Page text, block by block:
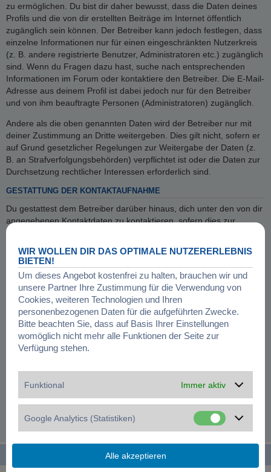
zu ermöglichen. Du bist dir daher bewusst, dass die Daten deines
Profils und die von dir erstellten Beiträge im Internet öffentlich
zugänglich sein können. Der Betreiber kann jedoch festlegen, dass
einzelne Informationen nur für einen eingeschränkten Nutzerkreis
(z. B. andere registrierte Benutzer, Administratoren etc.) zugänglich
sind. Wenn du Fragen dazu hast, suche nach entsprechenden
Informationen im Forum oder kontaktiere den Betreiber. Die E-Mail-
Adresse aus deinem Profil ist dabei jedoch nur für den Betreiber
und von ihm beauftragte Personen (Administratoren) zugänglich.
Andere als die oben genannten Daten wird der Betreiber nur mit
deiner Zustimmung an Dritte weitergeben. Dies gilt nicht, sofern er
auf Grund gesetzlicher Regelungen zur Weitergabe der Daten (z.
B. an Strafverfolgungsbehörden) verpflichtet ist oder die Daten zur
Durchsetzung rechtlicher Interessen erforderlich sind.
GESTATTUNG DER KONTAKTAUFNAHME
Du gestattest dem Betreiber darüber hinaus, dich unter den von dir
angegebenen Kontaktdaten zu kontaktieren, sofern dies zur
Übermittlung zentraler Informationen über das Board erforderlich
kontaktieren, sofern du dies in deinem persönlichen Bereich
gestattet hast.
GELTUNGSBEREICH DIESER RICHTLINIE
Diese Richtlinie umfasst nur den Bereich der Seiten, die die phpBB-
Software umfassen. Sofern der Betreiber in anderen Bereichen
seiner Software weitere personenbezogene Daten verarbeitet, wird
er dich darüber gesondert informieren.
dich gespeichert sind.
Du kannst jederzeit die Löschung bzw. Sperrung deiner Daten
verlangen. Kontaktiere hierzu bitte den Betreiber.
Foren-Übersicht
WIR WOLLEN DIR DAS OPTIMALE NUTZERERLEBNIS
BIETEN!
Um dieses Angebot kostenfrei zu halten, brauchen wir und
unsere Partner Ihre Zustimmung für die Verwendung von
Cookies, weiteren Technologien und Ihren
personenbezogenen Daten für die aufgeführten Zwecke.
Bitte beachten Sie, dass auf Basis Ihrer Einstellungen
womöglich nicht mehr alle Funktionen der Seite zur
Verfügung stehen.
Funktional Immer aktiv
Google Analytics (Statistiken)